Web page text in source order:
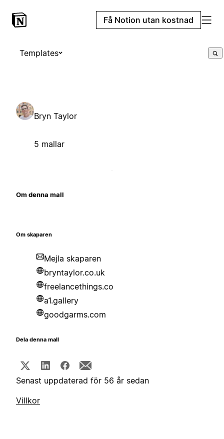
Få Notion utan kostnad
Templates
Bryn Taylor
5 mallar
Om denna mall
Om skaparen
Mejla skaparen
bryntaylor.co.uk
freelancethings.co
a1.gallery
goodgarms.com
Dela denna mall
Senast uppdaterad för 56 år sedan
Villkor